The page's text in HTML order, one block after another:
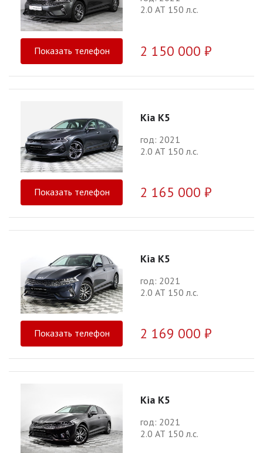
2.0 АТ 150 л.с.
Показать телефон 2 150 000 ₽
Kia K5
год: 2021
2.0 АТ 150 л.с.
Показать телефон 2 165 000 ₽
Kia K5
год: 2021
2.0 АТ 150 л.с.
Показать телефон 2 169 000 ₽
Kia K5
год: 2021
2.0 АТ 150 л.с.